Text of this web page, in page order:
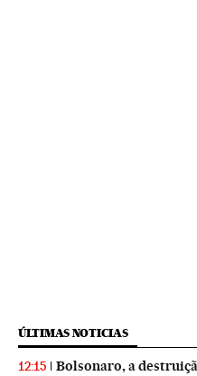
ÚLTIMAS NOTICIAS
12:15 Bolsonaro, a